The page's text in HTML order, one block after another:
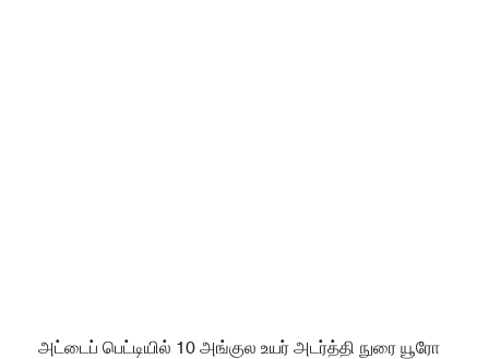
அட்டைப் பெட்டியில் 10 அங்குல உயர் அடர்த்தி நுரை யூரோ